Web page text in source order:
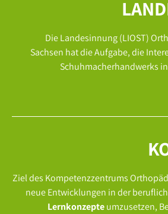
Die Landesinnung (LIOST)
Sachsen hat die Aufgabe, die
Schuhmacherhandwerks
Ziel des Kompetenzzentrums
neue Entwicklungen in der
Lernkonzepteumzusetzen,